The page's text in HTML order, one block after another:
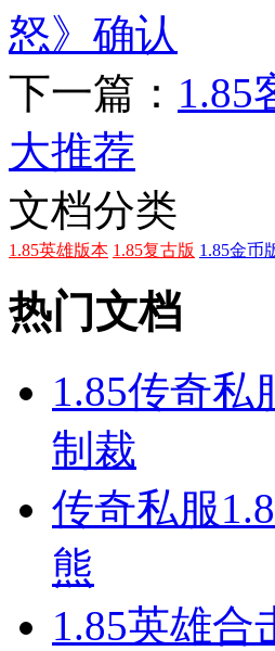
怒》确认
下一篇： 1.85
大推荐
文档分类
1.85英雄版本 1.85复古版 1.85金币
热门文档
1.85传奇
制裁
传奇私服
熊
1.85英雄